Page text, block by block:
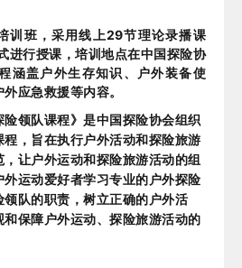
训班，采用线上29节理论录播课
进行授课，培训地点在中国探险协
涵盖户外生存知识、户外装备使
应急救援等内容。
领队课程》是中国探险协会组织
，旨在执行户外活动和探险旅游
让户外运动和探险旅游活动的组
运动爱好者学习专业的户外探险
队的职责，树立正确的户外活
保障户外运动、探险旅游活动的